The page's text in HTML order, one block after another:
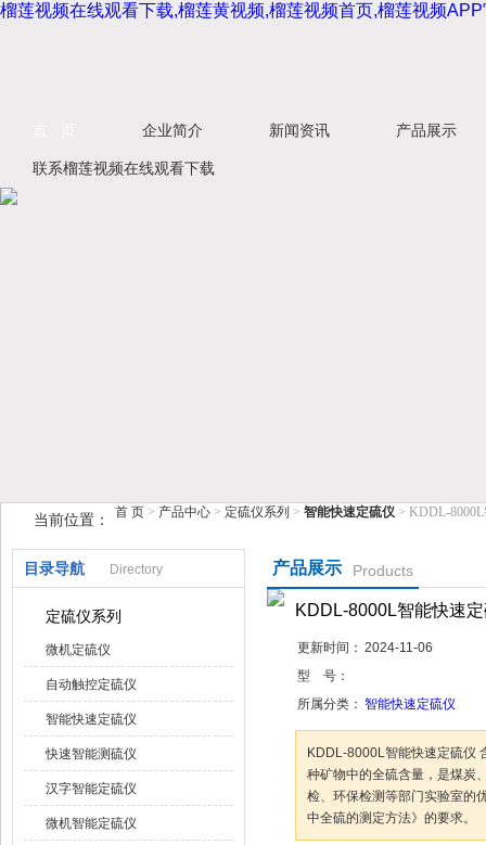
榴莲视频在线观看下载,榴莲黄视频,榴莲视频首页,榴莲视频
鹤壁市榴莲视频在线观看下载仪器仪表有限公司
企业简介 新闻资讯 产品展示
联系榴莲视频在线观看下载
当前位置： 首 页 > 产品中心 > 定硫仪系列 > 智能快速定硫仪 > KDDL-
目录导航 Directory
定硫仪系列
微机定硫仪
自动触控定硫仪
智能快速定硫仪
快速智能测硫仪
汉字智能定硫仪
微机智能定硫仪
产品展示 Products
KDDL-8000L智能快速
更新时间： 2024-11-06
型 号：
所属分类： 智能快速定硫仪
KDDL-8000L智能快速定硫仪 含
种矿物中的全硫含量，是煤炭、电
检、环保检测等部门实验室的
中全硫的测定方法》的要求。